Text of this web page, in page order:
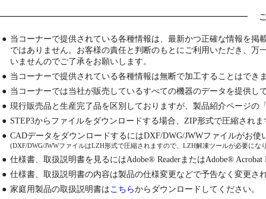
● 当コーナーで提供されている各種情報は、最新かつ正確な情報を
ではありません。お客様の責任と判断のもとにご利用いただき、
いませんのでご了承をお願いします。
● 当コーナーで提供されている各種情報は無断で加工することはでき
● 当コーナーでは当社が販売しているすべての機器のデータを提供し
● 現行販売品と生産完了品を区別しておりますが、製品紹介ページ
● STEP3からファイルをダウンロードする場合、ZIP形式で圧縮され
● CADデータをダウンロードするにはDXF/DWG/JWWファイルがお
(DXF/DWG/JWWファイルはLZH形式で圧縮されますので、LZH解凍ツールが必要にな
● 仕様書、取扱説明書を見るにはAdobe® ReaderまたはAdobe® Acrobat
● 仕様書、取扱説明書の内容は製品の仕様変更などで予告なく変更さ
● 家庭用製品の取扱説明書はこちらからダウンロードしてください。